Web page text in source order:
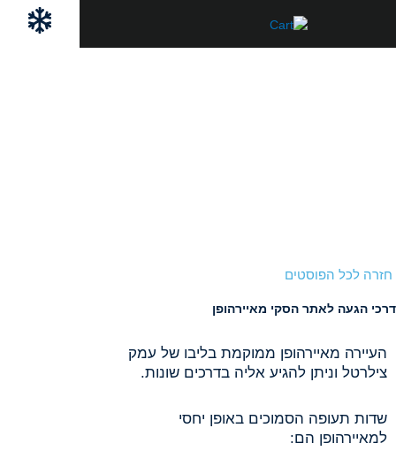
חזרה לכל הפוסטים
דרכי הגעה לאתר הסקי מאיירהופן
העיירה מאיירהופן ממוקמת בליבו של עמק
צילרטל וניתן להגיע אליה בדרכים שונות.
שדות תעופה הסמוכים באופן יחסי
למאיירהופן הם: